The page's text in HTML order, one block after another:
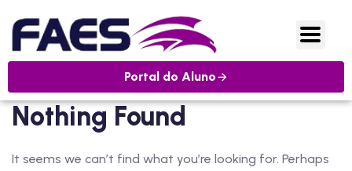
Portal do Aluno
Nothing Found
It seems we can’t find what you’re looking for. Perhaps